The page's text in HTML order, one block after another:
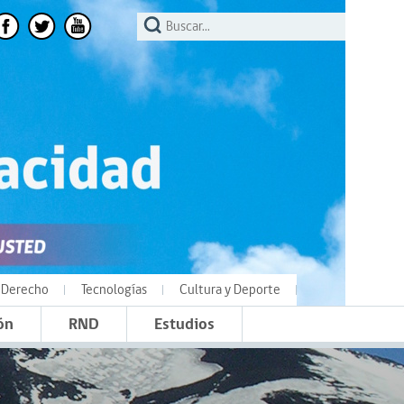
Derecho Tecnologías Cultura y Deporte
RND Estudios